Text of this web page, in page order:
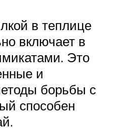
в теплице
включает в
Это
и
борьбы с
способен